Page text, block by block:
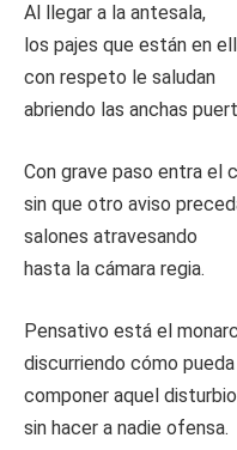
Al llegar a la antesala,
los pajes que están en
con respeto le saludan
abriendo las anchas
Con grave paso entra el
sin que otro aviso
salones atravesando
hasta la cámara regia.
Pensativo está el
discurriendo cómo pueda
componer aquel disturbio
sin hacer a nadie ofensa.